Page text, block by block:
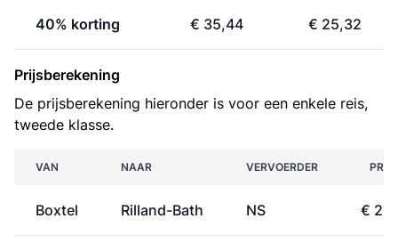
40% korting € 35,44 € 25,32
Prijsberekening
De prijsberekening hieronder is voor een enkele reis,
tweede klasse.
VAN NAAR VERVOERDER
Boxtel Rilland-Bath NS €